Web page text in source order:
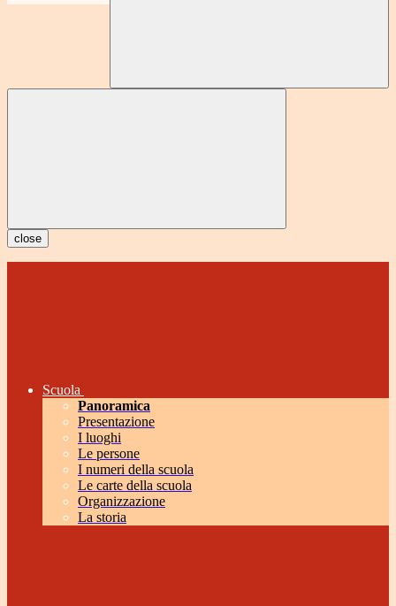
close
Scuola
Panoramica
Presentazione
I luoghi
Le persone
I numeri della scuola
Le carte della scuola
Organizzazione
La storia